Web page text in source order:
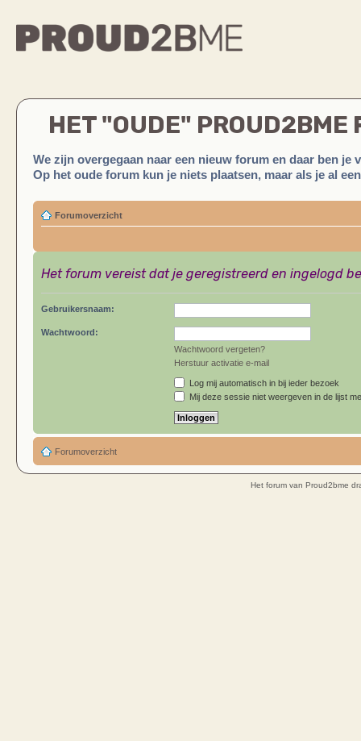
HET "OUDE" PROUD2BME
We zijn overgegaan naar een nieuw forum en daar ben je
Op het oude forum kun je niets plaatsen, maar als je al
Forumoverzicht
Het forum vereist dat je geregistreerd en ingelogd
Gebruikersnaam:
Wachtwoord:
Wachtwoord vergeten?
Herstuur activatie e-mail
Log mij automatisch in bij ieder bezoek
Mij deze sessie niet weergeven in de lijst
Forumoverzicht
Het forum van Proud2bme